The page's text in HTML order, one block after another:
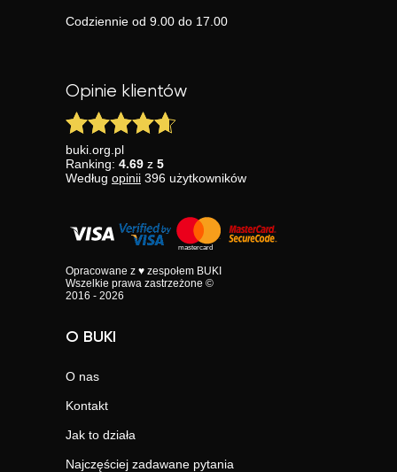
Codziennie od 9.00 do 17.00
Opinie klientów
buki.org.pl
Ranking: 4.69 z 5
Według opinii 396 użytkowników
Opracowane z ♥ zespołem BUKI
Wszelkie prawa zastrzeżone ©
2016 - 2026
O BUKI
O nas
Kontakt
Jak to działa
Najczęściej zadawane pytania